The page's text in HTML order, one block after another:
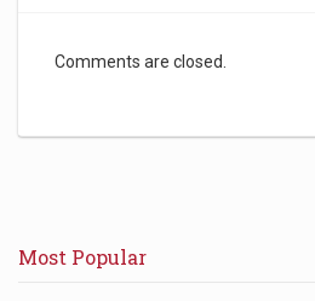
Comments are closed.
Most Popular